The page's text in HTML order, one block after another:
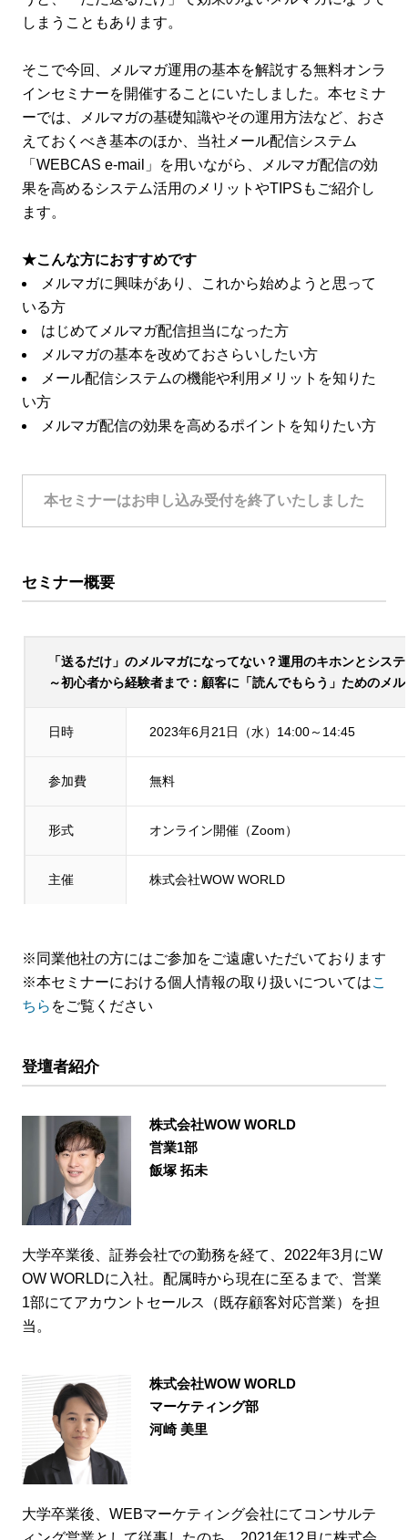
しまうこともあります。
そこで今回、メルマガ運用の基本を解説する無料オンラ
インセミナーを開催することにいたしました。本セミナ
ーでは、メルマガの基礎知識やその運用方法など、おさ
えておくべき基本のほか、当社メール配信システム
「WEBCAS e-mail」を用いながら、メルマガ配信の効
果を高めるシステム活用のメリットやTIPSもご紹介し
ます。
★こんな方におすすめです
メルマガに興味があり、これから始めようと思って
いる方
はじめてメルマガ配信担当になった方
メルマガの基本を改めておさらいしたい方
メール配信システムの機能や利用メリットを知りた
い方
メルマガ配信の効果を高めるポイントを知りたい方
本セミナーはお申し込み受付を終了いたしました
セミナー概要
「送るだけ」のメルマガになってない？運用のキホンとシス
～初心者から経験者まで：顧客に「読んでもらう」ためのメ
日時 2023年6月21日（水）14:00～14:45
参加費 無料
形式 オンライン開催（Zoom）
主催 株式会社WOW WORLD
※同業他社の方にはご参加をご遠慮いただいております
※本セミナーにおける個人情報の取り扱いについてはこ
ちら をご覧ください
登壇者紹介
株式会社WOW WORLD
営業1部
飯塚 拓未
大学卒業後、証券会社での勤務を経て、2022年3月にW
OW WORLDに入社。配属時から現在に至るまで、営業
1部にてアカウントセールス（既存顧客対応営業）を担
当。
株式会社WOW WORLD
マーケティング部
河崎 美里
大学卒業後、WEBマーケティング会社にてコンサルテ